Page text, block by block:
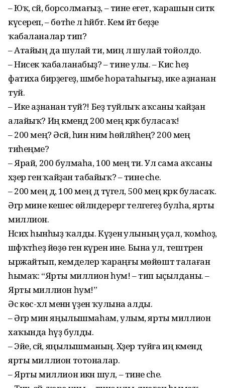
– Юҡ, әсәй, борсолмағыҙ, – тине егет, ҡарашын ситкә
күсереп, – бөтәһе лә һәйбәт. Кем әйтә беҙҙе
ҡабаланалар тип?
– Атайың да шулай ти, миңә лә шулай тойолдо.
– Нисек ҡабаланабыҙ? – тине улы. – Кисә һеҙ
фатиха бирҙегеҙ, шәмбе һоратаһығыҙ, ике аҙнанан
туй.
– Ике аҙнанан туй?! Беҙ туйлыҡ аҡсаны ҡайҙан
алайыҡ? Иң кәмендә 200 мең кәрәк буласаҡ!
– 200 мең? Әсәй, һин нимә һөйләйһең? 200 мең
тиһеңме?
– Ярай, 200 булмаһа, 100 мең ти. Ул сама аҡсаны
хәҙер генә ҡайҙан табайыҡ? – тине әсәһе.
– 200 мең дә, 100 мең дә түгел, 500 мең кәрәк буласаҡ.
Әгәр мине кешесә өйләндерергә теләгегеҙ булһа, ярты
миллион.
Нәсихә һынһыҙ ҡалды. Күҙенә улының уҫал, ҡомһоҙ,
шәфҡәтһеҙ йөҙө генә күренә ине. Бына ул, тештәрен
ыржайтып, кемделер ҡараңғы мөйөштә талаған
һымаҡ: “Ярты миллион һум! – тип ыҫылданы. –
Ярты миллион һум!”
Әсә көс-хәл менән үҙен ҡулына алды.
– Әгәр мин яңылышмаһам, улым, ярты миллион
хаҡында һүҙ булды.
– Эйе, әсәй, яңылышманың. Хәҙер туйға иң кәмендә
ярты миллион тотоналар.
– Ярты миллион икән шул, – тине әсәһе.